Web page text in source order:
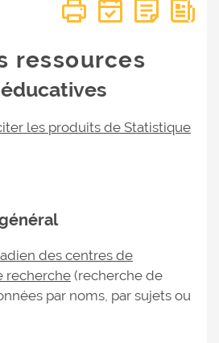
ressources
les produits de Statistique
des centres de
recherche (recherche de
par noms, par sujets ou